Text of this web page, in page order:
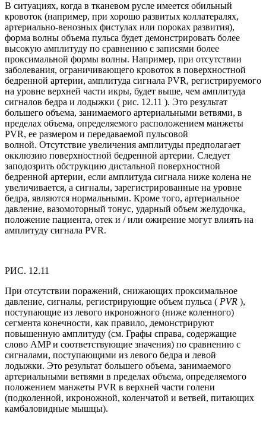
В ситуациях, когда в тканевом русле имеется обильный
кровоток (например, при хорошо развитых коллатералях,
артериально-венозных фистулах или пороках развития),
форма волны объема пульса будет демонстрировать более
высокую амплитуду по сравнению с записями более
проксимальной формы волны. Например, при отсутствии
заболевания, ограничивающего кровоток в поверхностной
бедренной артерии, амплитуда сигнала PVR, регистрируемого
на уровне верхней части икры, будет выше, чем амплитуда
сигналов бедра и лодыжки ( рис. 12.11 ). Это результат
большего объема, занимаемого артериальными ветвями, в
пределах объема, определяемого расположением манжеты
PVR, ее размером и передаваемой пульсовой
волной. Отсутствие увеличения амплитуды предполагает
окклюзию поверхностной бедренной артерии. Следует
заподозрить обструкцию дистальной поверхностной
бедренной артерии, если амплитуда сигнала ниже колена не
увеличивается, а сигналы, зарегистрированные на уровне
бедра, являются нормальными. Кроме того, артериальное
давление, вазомоторный тонус, ударный объем желудочка,
положение пациента, отек и / или ожирение могут влиять на
амплитуду сигнала PVR.
РИС. 12.11
При отсутствии поражений, снижающих проксимальное
давление, сигналы, регистрирующие объем пульса ( PVR ),
поступающие из левого икроножного (ниже коленного)
сегмента конечности, как правило, демонстрируют
повышенную амплитуду (см. Графы справа, содержащие
слово AMP и соответствующие значения) по сравнению с
сигналами, поступающими из левого бедра и левой
лодыжки. Это результат большего объема, занимаемого
артериальными ветвями в пределах объема, определяемого
положением манжеты PVR в верхней части голени
(подколенной, икроножной, коленчатой и ветвей, питающих
камбаловидные мышцы).